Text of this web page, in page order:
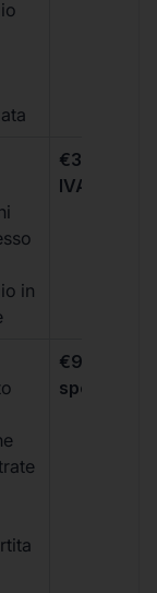
in
€333 +
IVA/
€99 + IVA
spese